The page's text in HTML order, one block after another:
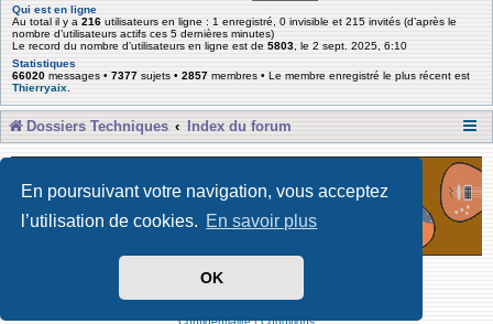
En poursuivant votre navigation, vous acceptez
l’utilisation de cookies. En savoir plus
OK
Qui est en ligne
Au total il y a 216 utilisateurs en ligne : 1 enregistré, 0 invisible et 215 invités (d’après le
nombre d’utilisateurs actifs ces 5 dernières minutes)
Le record du nombre d’utilisateurs en ligne est de 5803 , le 2 sept. 2025, 6:10
Statistiques
66020 messages • 7377 sujets • 2857 membres • Le membre enregistré le plus récent est
Thierryaix
Dossiers Techniques Index du forum
Développé par Forum Software © phpBB Limited
Traduit par phpBB-fr
Confidentialité|Conditions